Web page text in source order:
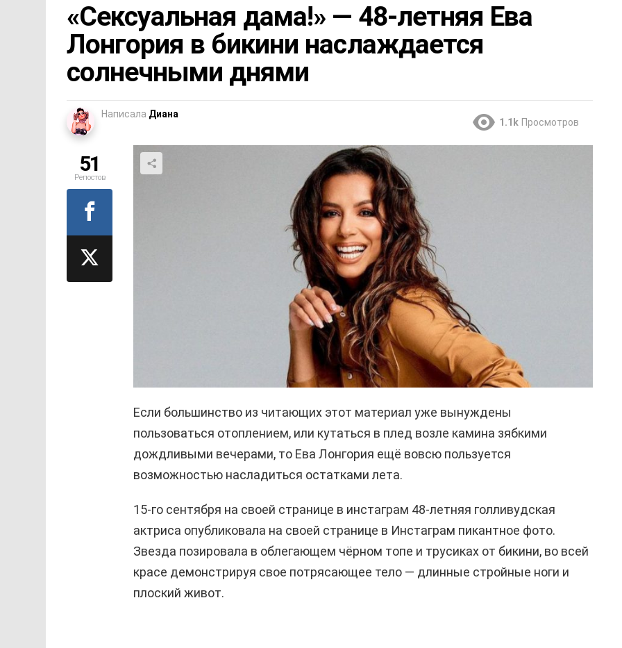
«Сексуальная дама!» — 48-летняя Ева
Лонгория в бикини наслаждается
солнечными днями
Написала Диана
1.1k Просмотров
Если большинство из читающих этот материал уже вынуждены
пользоваться отоплением, или кутаться в плед возле камина зябкими
дождливыми вечерами, то Ева Лонгория ещё вовсю пользуется
возможностью насладиться остатками лета.
15-го сентября на своей странице в инстаграм 48-летняя голливудская
актриса опубликовала на своей странице в Инстаграм пикантное фото.
Звезда позировала в облегающем чёрном топе и трусиках от бикини, во всей
красе демонстрируя свое потрясающее тело — длинные стройные ноги и
плоский живот.
51
Репостов